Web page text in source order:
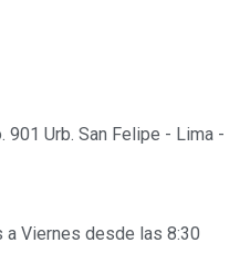
901 Urb. San Felipe - Lima -
a Viernes desde las 8:30